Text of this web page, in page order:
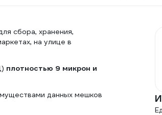
сбора, хранения,
на улице в
плотностью 9 микрон и
данных мешков